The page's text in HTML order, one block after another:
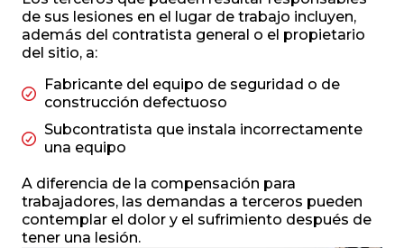
de sus lesiones en el lugar de trabajo incluyen,
además del contratista general o el propietario
del sitio, a:
Fabricante del equipo de seguridad o de
construcción defectuoso
Subcontratista que instala incorrectamente
una equipo
A diferencia de la compensación para
trabajadores, las demandas a terceros pueden
contemplar el dolor y el sufrimiento después de
tener una lesión.